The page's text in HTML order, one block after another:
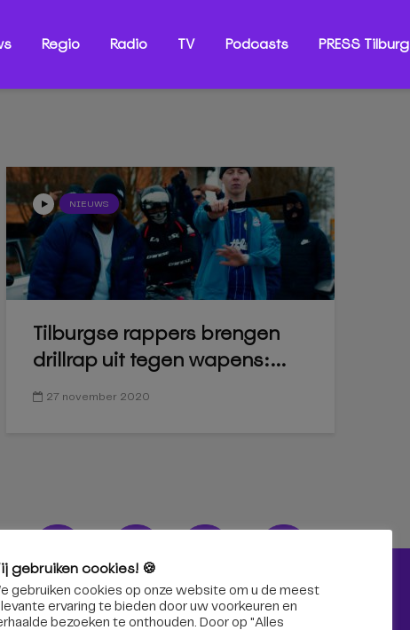
Regio Radio TV Podcasts PRESS Tilburg
NIEUWS
Tilburgse rappers brengen
drillrap uit tegen wapens:...
27 november 2020
Radio & TV
gebruiken cookies! 🍪
gebruiken cookies op onze website om u de meest
ervaring te bieden door uw voorkeuren en
bezoeken te onthouden. Door op "Alles